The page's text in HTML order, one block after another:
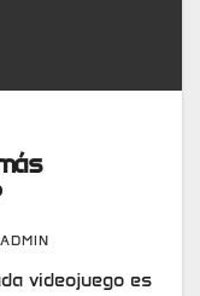
ADMIN
videojuego es